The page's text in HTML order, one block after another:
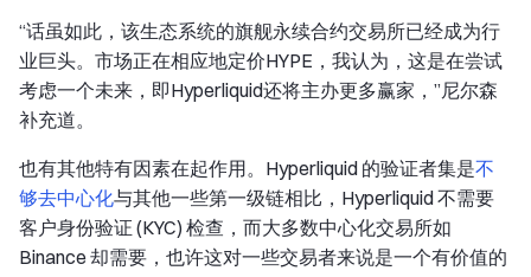
“话虽如此，该生态系统的旗舰永续合约交易所已经成为行
业巨头。市场正在相应地定价HYPE，我认为，这是在尝试
考虑一个未来，即Hyperliquid还将主办更多赢家，”尼尔森
补充道。
也有其他特有因素在起作用。Hyperliquid 的验证者集是不
够去中心化与其他一些第一级链相比，Hyperliquid 不需要
客户身份验证 (KYC) 检查，而大多数中心化交易所如
Binance 却需要，也许这对一些交易者来说是一个有价值的